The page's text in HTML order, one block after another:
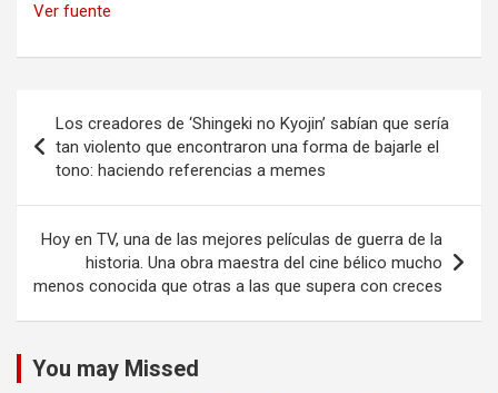
Ver fuente
de
entradas
Los creadores de ‘Shingeki no Kyojin’ sabían que sería
tan violento que encontraron una forma de bajarle el
tono: haciendo referencias a memes
Hoy en TV, una de las mejores películas de guerra de la
historia. Una obra maestra del cine bélico mucho
menos conocida que otras a las que supera con creces
You may Missed